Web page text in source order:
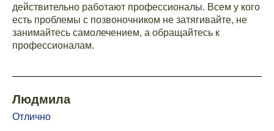
действительно работают профессионалы. Всем у кого
есть проблемы с позвоночником не затягивайте, не
занимайтесь самолечением, а обращайтесь к
профессионалам.
Людмила
Отлично